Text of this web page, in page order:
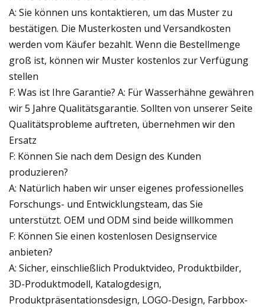
A: Sie können uns kontaktieren, um das Muster zu
bestätigen. Die Musterkosten und Versandkosten
werden vom Käufer bezahlt. Wenn die Bestellmenge
groß ist, können wir Muster kostenlos zur Verfügung
stellen
F: Was ist Ihre Garantie? A: Für Wasserhähne gewähren
wir 5 Jahre Qualitätsgarantie. Sollten von unserer Seite
Qualitätsprobleme auftreten, übernehmen wir den
Ersatz
F: Können Sie nach dem Design des Kunden
produzieren?
A: Natürlich haben wir unser eigenes professionelles
Forschungs- und Entwicklungsteam, das Sie
unterstützt. OEM und ODM sind beide willkommen
F: Können Sie einen kostenlosen Designservice
anbieten?
A: Sicher, einschließlich Produktvideo, Produktbilder,
3D-Produktmodell, Katalogdesign,
Produktpräsentationsdesign, LOGO-Design, Farbbox-